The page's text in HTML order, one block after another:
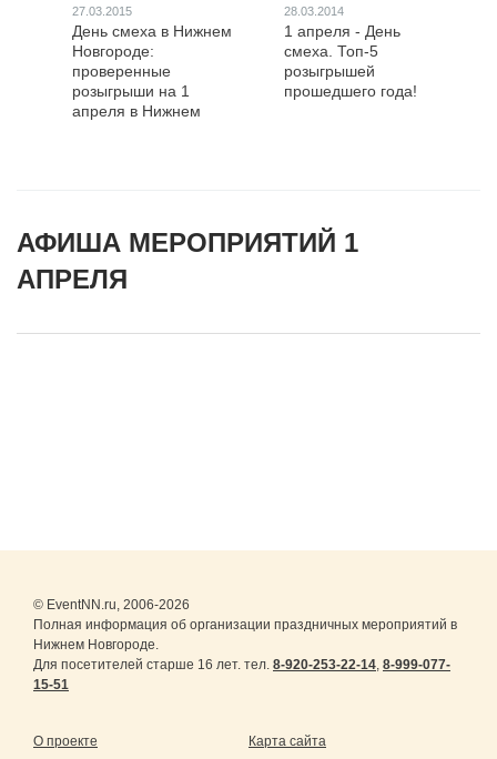
27.03.2015
День смеха в Нижнем
Новгороде:
проверенные
розыгрыши на 1
апреля в Нижнем
28.03.2014
1 апреля - День
смеха. Топ-5
розыгрышей
прошедшего года!
АФИША МЕРОПРИЯТИЙ 1
АПРЕЛЯ
© EventNN.ru, 2006-2026
Полная информация об организации праздничных мероприятий в
Нижнем Новгороде.
Для посетителей старше 16 лет. тел. 8-920-253-22-14, 8-999-077-
15-51
О проекте Карта сайта